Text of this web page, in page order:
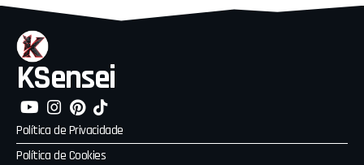
KSensei
Política de Privacidade
Política de Cookies